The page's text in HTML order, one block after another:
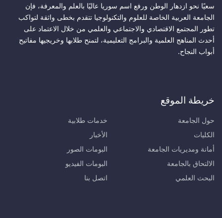
سعيًا نحو ازدهار الوطن ورفع اسم سوريا عاليًا بالعلم والمعرفة، فإن
الجامعة العربية الخاصة للعلوم والتكنولوجيا تتقدم بخطى واثقة لتواكب
تطور المجتمع الاقتصادي والاجتماعي والعلمي من خلال الاعتماد على
أحدث المناهج العلمية والبرامج التعليمية، لتمنح طلابها وخريجيها مفاتيح
أبواب النجاح.
خريطة الموقع
حول الجامعة
الكليات
أمانة ومديريات الجامعة
الالتحاق بالجامعة
البحث العلمي
خدمات طلابية
الأخبار
البومات الصور
البومات الفيديو
اتصل بنا